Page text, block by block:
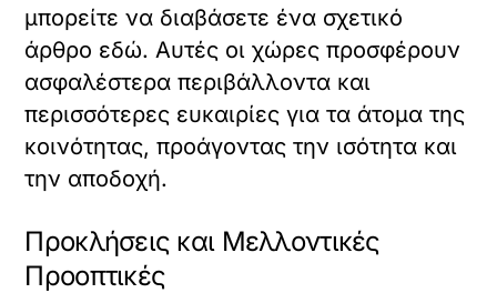
μπορείτε να διαβάσετε ένα σχετικό
άρθρο εδώ. Αυτές οι χώρες προσφέρουν
ασφαλέστερα περιβάλλοντα και
περισσότερες ευκαιρίες για τα άτομα της
κοινότητας, προάγοντας την ισότητα και
την αποδοχή.
Προκλήσεις και Μελλοντικές
Προοπτικές